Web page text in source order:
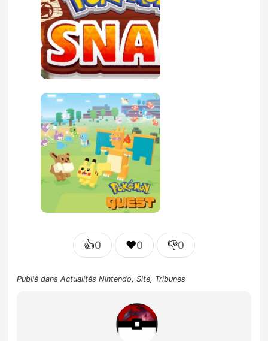
👍0 ❤️0 👎0
Publié dansActualités Nintendo,Site, Tribunes